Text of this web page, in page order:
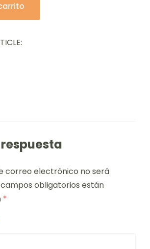
correo electrónico no será
campos obligatorios están
*